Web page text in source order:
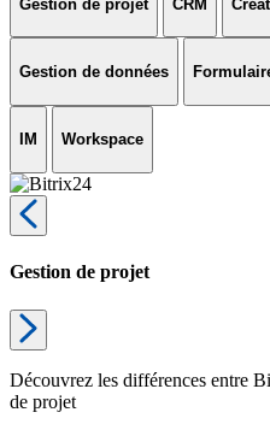
Gestion de projet CRM
Gestion de données
IM Workspace
Gestion de projet
Découvrez les différences entre
de projet